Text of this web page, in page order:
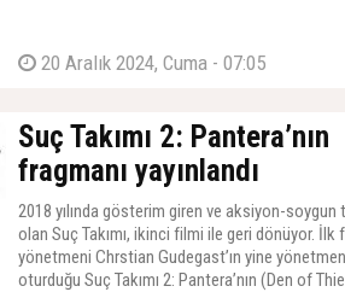
20 Aralık 2024, Cuma - 07:05
Suç Takımı 2: Pantera’nın
fragmanı yayınlandı
2018 yılında gösterim giren ve aksiyon-soygun
olan Suç Takımı, ikinci filmi ile geri dönüyor. İlk
yönetmeni Chrstian Gudegast’ın yine
oturduğu Suç Takımı 2: Pantera’nın (Den of